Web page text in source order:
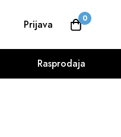
Prijava 0
Rasprodaja